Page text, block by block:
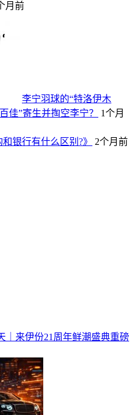
月前
李宁羽球的“特洛伊木
佳”寄生并掏空李宁？
1个月
银行有什么区别?》
2个月前
｜来伊份21周年鲜潮盛典重磅